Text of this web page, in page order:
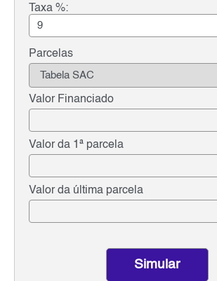
Taxa %:
Parcelas
Valor Financiado
Valor da 1ª parcela
Valor da última parcela
Simular